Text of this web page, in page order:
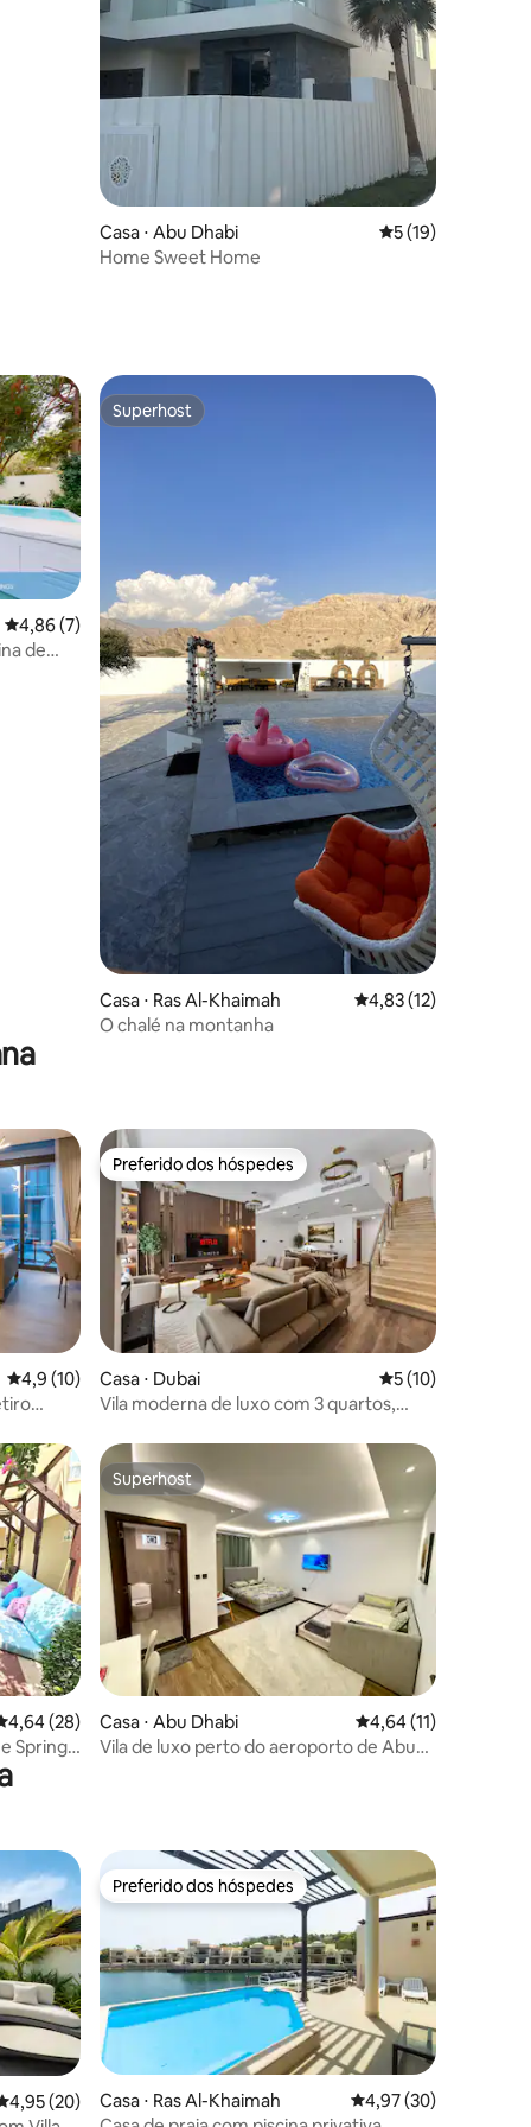
Casa ⋅ Abu Dhabi 5 de uma
5 (19)
Home Sweet Home
4,86 de uma avaliação média de 5, 7 avaliações
4,86 (7)
de
Superhost
Superhost
Casa ⋅ Ras Al-Khaimah 4,83 de uma
4,83 (12)
O chalé na montanha
4,9 de uma avaliação média de 5, 10 avaliações
4,9 (10)
Preferido dos hóspedes
Preferido dos hóspedes
Casa ⋅ Dubai 5 de uma
5 (10)
Vila moderna de luxo com 3 quartos,
de uma avaliação média de 5, 28 avaliações
4,64 (28)
Springs
Superhost
Superhost
Casa ⋅ Abu Dhabi 4,64 de uma
4,64 (11)
Vila de luxo perto do aeroporto de Abu
de uma avaliação média de 5, 20 avaliações
4,95 (20)
Preferido dos hóspedes
Preferido dos hóspedes
Casa ⋅ Ras Al-Khaimah 4,97 de uma
4,97 (30)